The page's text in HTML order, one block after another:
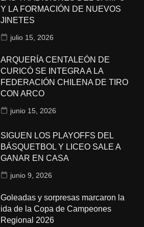
Y LA FORMACIÓN DE NUEVOS
JINETES
julio 15, 2026
ARQUERÍA CENTALEÓN DE
CURICÓ SE INTEGRA A LA
FEDERACIÓN CHILENA DE TIRO
CON ARCO
junio 15, 2026
SIGUEN LOS PLAYOFFS DEL
BÁSQUETBOL Y LICEO SALE A
GANAR EN CASA
junio 9, 2026
Goleadas y sorpresas marcaron la
ida de la Copa de Campeones
Regional 2026